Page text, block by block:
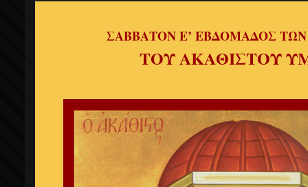
ΣΑΒΒΑΤΟΝ Ε’ ΕΒΔΟΜΑΔΟΣ
ΤΟΥ ΑΚΑΘΙΣΤΟΥ